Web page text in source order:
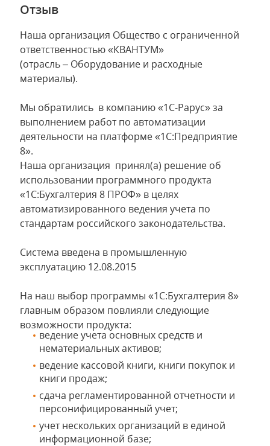
Отзыв
Наша организация Общество с ограниченной
ответственностью «КВАНТУМ»
(отрасль – Оборудование и расходные
материалы).
Мы обратились в компанию «1С-Рарус» за
выполнением работ по автоматизации
деятельности на платформе «1С:Предприятие
8».
Наша организация принял(а) решение об
использовании программного продукта
«1С:Бухгалтерия 8 ПРОФ» в целях
автоматизированного ведения учета по
стандартам российского законодательства.
Система введена в промышленную
эксплуатацию 12.08.2015
На наш выбор программы «1С:Бухгалтерия 8»
главным образом повлияли следующие
возможности продукта:
ведение учета основных средств и
нематериальных активов;
ведение кассовой книги, книги покупок и
книги продаж;
сдача регламентированной отчетности и
персонифицированный учет;
учет нескольких организаций в единой
информационной базе;